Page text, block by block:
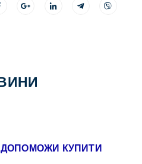
ДОПОМОЖИ КУПИТИ